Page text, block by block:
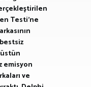
Testi’ne
emisyon
ve